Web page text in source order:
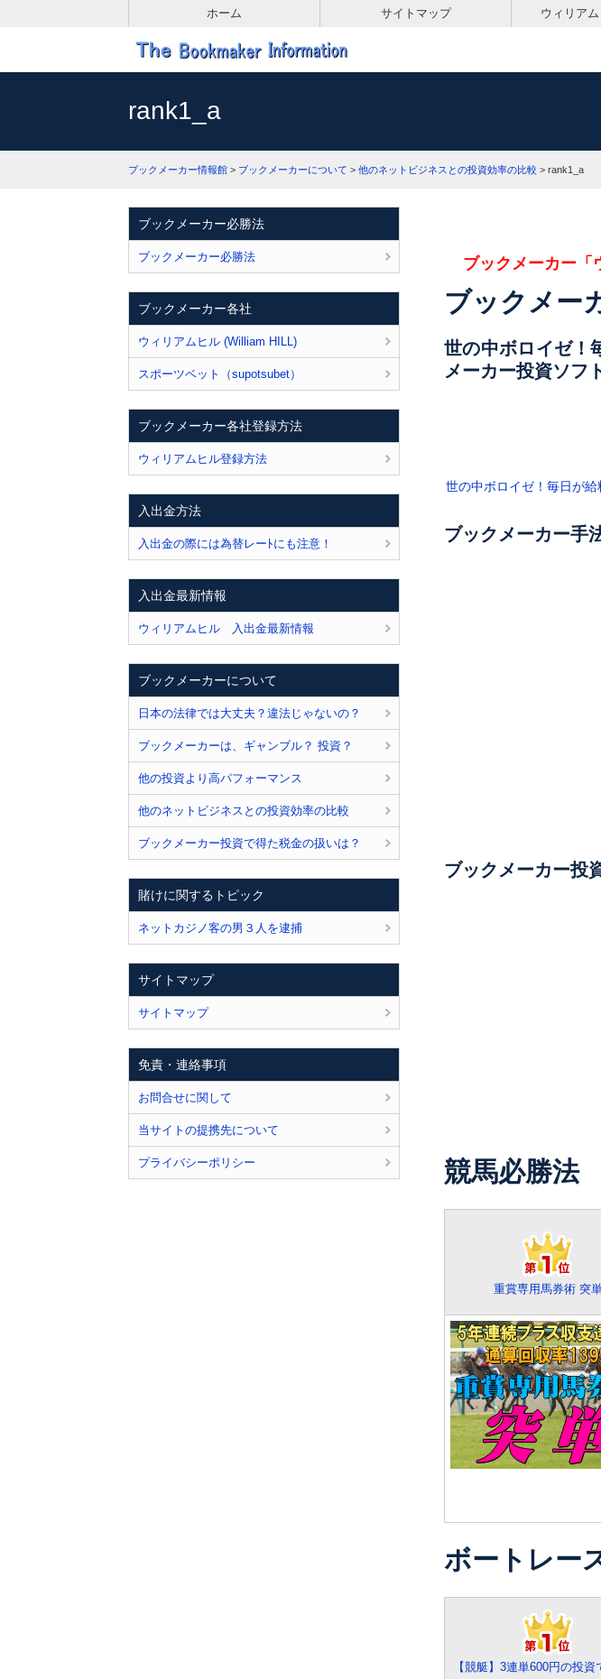
ホーム サイトマップ ウィリア
rank1_a
ブックメーカー情報館 > ブックメーカーについて > 他のネットビジネスとの投資効率の比較 > rank1_a
ブックメーカー「
ブックメー
世の中ボロイゼ！
メーカー投資ソフ
世の中ボロイゼ！毎日が
ブックメーカー手
ブックメーカー投
競馬必勝法
重賞専用馬券術 突
ボートレー
【競艇】3連単600円の投資
ブックメーカー必勝法
ブックメーカー必勝法
ブックメーカー各社
ウィリアムヒル (William HILL)
スポーツベット（supotsubet）
ブックメーカー各社登録方法
ウィリアムヒル登録方法
入出金方法
入出金の際には為替レーﾄにも注意！
入出金最新情報
ウィリアムヒル 入出金最新情報
ブックメーカーについて
日本の法律では大丈夫？違法じゃないの？
ブックメーカーは、ギャンブル？ 投資？
他の投資より高パフォーマンス
他のネットビジネスとの投資効率の比較
ブックメーカー投資で得た税金の扱いは？
賭けに関するトピック
ネットカジノ客の男３人を逮捕
サイトマップ
サイトマップ
免責・連絡事項
お問合せに関して
当サイトの提携先について
プライバシーポリシー